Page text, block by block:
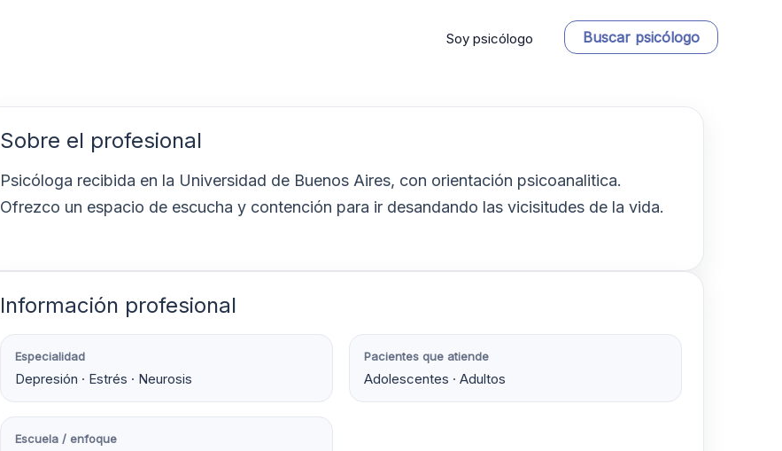
Soy psicólogo Buscar psicólogo
Sobre el profesional
Psicóloga recibida en la Universidad de Buenos Aires, con orientación psicoanalitica.
Ofrezco un espacio de escucha y contención para ir desandando las vicisitudes de la vida.
Información profesional
Especialidad
Depresión · Estrés · Neurosis
Pacientes que atiende
Adolescentes · Adultos
Escuela / enfoque